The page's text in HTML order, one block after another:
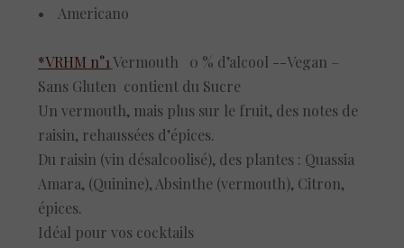
• Americano
*VRHM n°1Vermouth 0 % d’alcool --Vegan –
Sans Gluten contient du Sucre
Un vermouth, mais plus sur le fruit, des notes de
raisin, rehaussées d’épices.
Du raisin (vin désalcoolisé), des plantes : Quassia
Amara, (Quinine), Absinthe (vermouth), Citron,
épices.
Idéal pour vos cocktails